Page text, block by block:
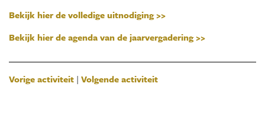
Bekijk hier de volledige uitnodiging >>
Bekijk hier de agenda van de jaarvergadering >>
Vorige activiteit | Volgende activiteit